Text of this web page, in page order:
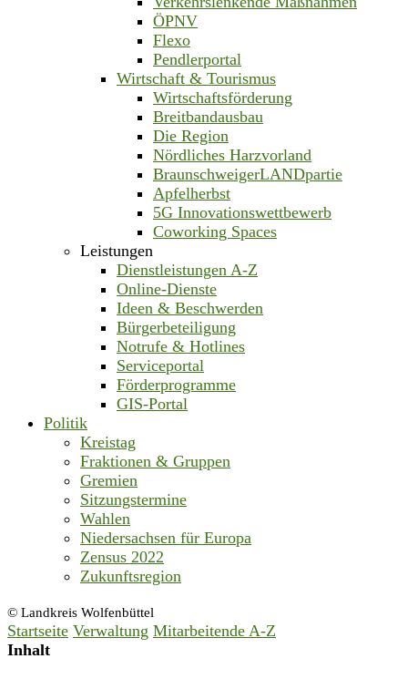
ÖPNV
Flexo
Pendlerportal
Wirtschaft & Tourismus
Wirtschaftsförderung
Breitbandausbau
Die Region
Nördliches Harzvorland
BraunschweigerLANDpartie
Apfelherbst
5G Innovationswettbewerb
Coworking Spaces
Leistungen
Dienstleistungen A-Z
Online-Dienste
Ideen & Beschwerden
Bürgerbeteiligung
Notrufe & Hotlines
Serviceportal
Förderprogramme
GIS-Portal
Politik
Kreistag
Fraktionen & Gruppen
Gremien
Sitzungstermine
Wahlen
Niedersachsen für Europa
Zensus 2022
Zukunftsregion
© Landkreis Wolfenbüttel
Startseite Verwaltung Mitarbeitende A-Z
Inhalt